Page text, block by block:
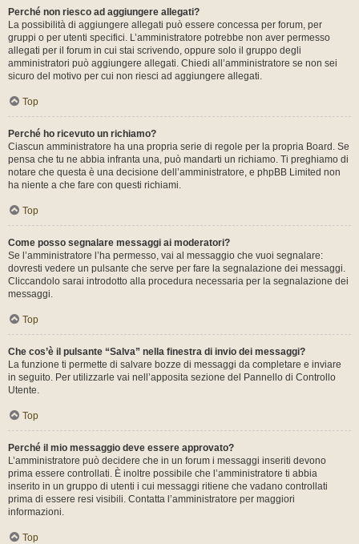
Perché non riesco ad aggiungere allegati?
La possibilità di aggiungere allegati può essere concessa per forum, per
gruppi o per utenti specifici. L’amministratore potrebbe non aver permesso
allegati per il forum in cui stai scrivendo, oppure solo il gruppo degli
amministratori può aggiungere allegati. Chiedi all’amministratore se non sei
sicuro del motivo per cui non riesci ad aggiungere allegati.
Top
Perché ho ricevuto un richiamo?
Ciascun amministratore ha una propria serie di regole per la propria Board. Se
pensa che tu ne abbia infranta una, può mandarti un richiamo. Ti preghiamo di
notare che questa è una decisione dell’amministratore, e phpBB Limited non
ha niente a che fare con questi richiami.
Top
Come posso segnalare messaggi ai moderatori?
Se l’amministratore l’ha permesso, vai al messaggio che vuoi segnalare:
dovresti vedere un pulsante che serve per fare la segnalazione dei messaggi.
Cliccandolo sarai introdotto alla procedura necessaria per la segnalazione dei
messaggi.
Top
Che cos’è il pulsante “Salva” nella finestra di invio dei messaggi?
La funzione ti permette di salvare bozze di messaggi da completare e inviare
in seguito. Per utilizzarle vai nell’apposita sezione del Pannello di Controllo
Utente.
Top
Perché il mio messaggio deve essere approvato?
L’amministratore può decidere che in un forum i messaggi inseriti devono
prima essere controllati. È inoltre possibile che l’amministratore ti abbia
inserito in un gruppo di utenti i cui messaggi ritiene che vadano controllati
prima di essere resi visibili. Contatta l’amministratore per maggiori
informazioni.
Top